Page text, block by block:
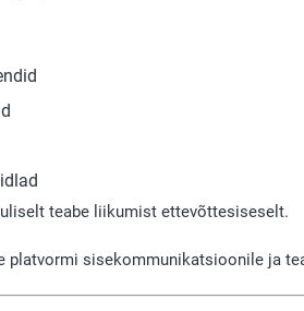
teabe liikumist ettevõttesiseselt.
platvormi sisekommunikatsioonile ja